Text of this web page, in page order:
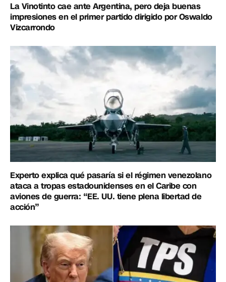
La Vinotinto cae ante Argentina, pero deja buenas
impresiones en el primer partido dirigido por Oswaldo
Vizcarrondo
Experto explica qué pasaría si el régimen venezolano
ataca a tropas estadounidenses en el Caribe con
aviones de guerra: “EE. UU. tiene plena libertad de
acción”